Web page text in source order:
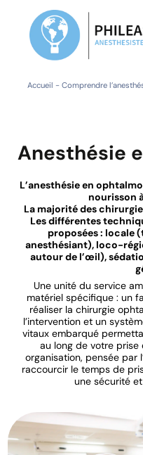
Accueil - Comprendre
Anesthésie
L’anesthésie en
nourisson
La majorité des
Les différentes
proposées : locale
anesthésiant), loco-
autour de l’œil),
Une unité du service
matériel spécifique : un
réaliser la chirurgie
l’intervention et un
vitaux embarqué
au long de votre prise
organisation, pensée par
raccourcir le temps de
une sécurité